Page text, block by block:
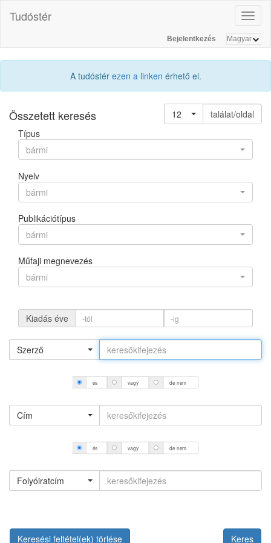
Tudóstér
Bejelentkezés
A tudóstér ezen a linken érhető el.
Összetett keresés 12
találat/oldal
Típus
bármi
Nyelv
bármi
Publikációtípus
bármi
Műfaji megnevezés
bármi
Kiadás éve
Szerző
és vagy de nem
Cím
és vagy de nem
Folyóiratcím
Keresési feltétel(ek) törlése